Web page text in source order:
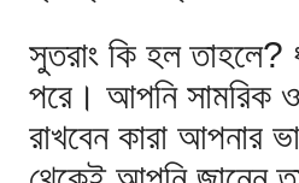
সুতরাং কি হল
পরে। আপনি সামরিক ও
রাখবেন কারা আপনার